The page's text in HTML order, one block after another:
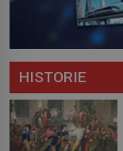
HISTORIE